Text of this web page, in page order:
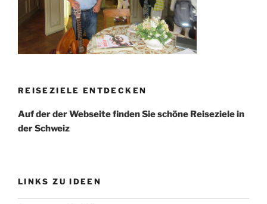
REISEZIELE ENTDECKEN
Auf der der Webseite finden Sie schöne Reiseziele in
der Schweiz
LINKS ZU IDEEN